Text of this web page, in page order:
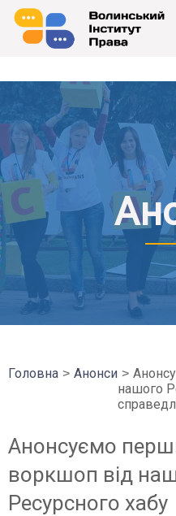
Головна Анонси
нашого
Анонсуємо
воркшоп від
Ресурсного хабу